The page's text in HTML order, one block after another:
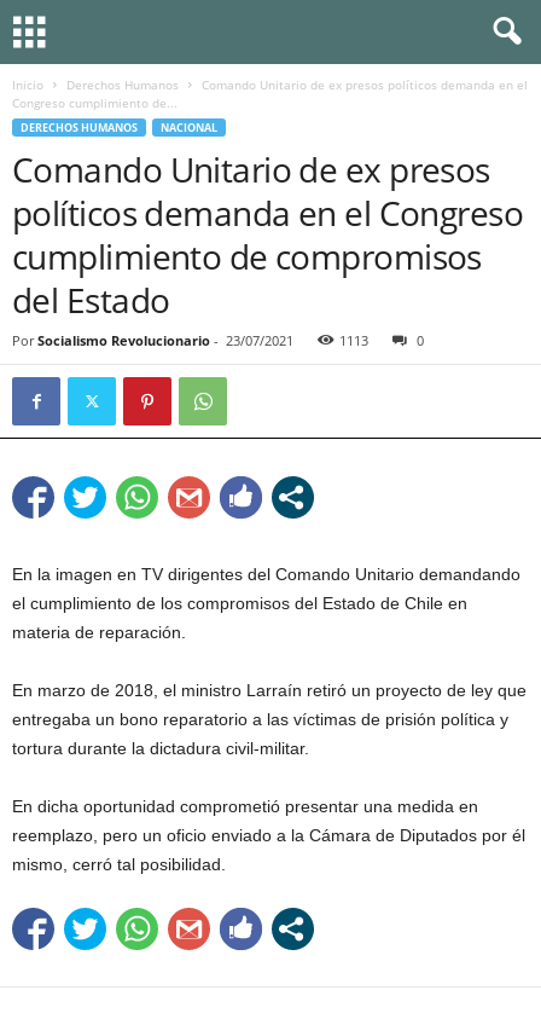
Inicio Derechos Humanos
Comando Unitario de ex presos políticos demanda en el
Congreso cumplimiento de...
DERECHOS HUMANOS NACIONAL
Comando Unitario de ex presos
políticos demanda en el Congreso
cumplimiento de compromisos
del Estado
Por Socialismo Revolucionario - 23/07/2021 1113 0
En la imagen en TV dirigentes del Comando Unitario demandando
el cumplimiento de los compromisos del Estado de Chile en
materia de reparación.
En marzo de 2018, el ministro Larraín retiró un proyecto de ley que
entregaba un bono reparatorio a las víctimas de prisión política y
tortura durante la dictadura civil-militar.
En dicha oportunidad comprometió presentar una medida en
reemplazo, pero un oficio enviado a la Cámara de Diputados por él
mismo, cerró tal posibilidad.